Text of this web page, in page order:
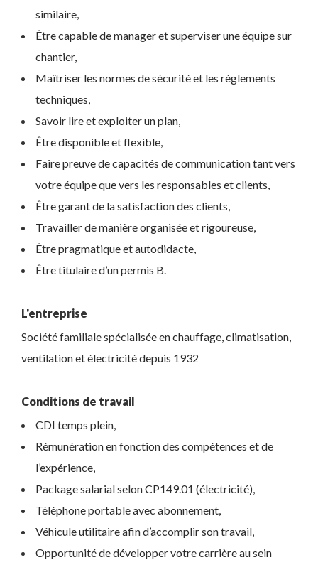
similaire,
Être capable de manager et superviser une équipe sur
chantier,
Maîtriser les normes de sécurité et les règlements
techniques,
Savoir lire et exploiter un plan,
Être disponible et flexible,
Faire preuve de capacités de communication tant vers
votre équipe que vers les responsables et clients,
Être garant de la satisfaction des clients,
Travailler de manière organisée et rigoureuse,
Être pragmatique et autodidacte,
Être titulaire d’un permis B.
L'entreprise
Société familiale spécialisée en chauffage, climatisation,
ventilation et électricité depuis 1932
Conditions de travail
CDI temps plein,
Rémunération en fonction des compétences et de
l’expérience,
Package salarial selon CP149.01 (électricité),
Téléphone portable avec abonnement,
Véhicule utilitaire afin d’accomplir son travail,
Opportunité de développer votre carrière au sein